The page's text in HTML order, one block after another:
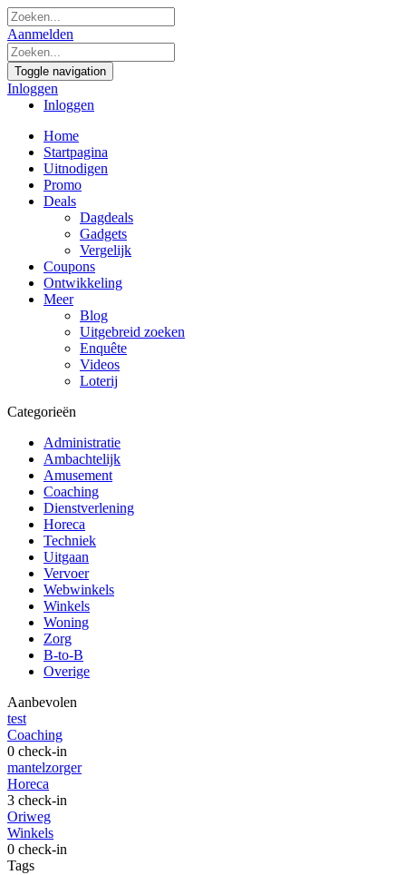
Aanmelden
Toggle navigation
Inloggen
Inloggen
Home
Startpagina
Uitnodigen
Promo
Deals
Dagdeals
Gadgets
Vergelijk
Coupons
Ontwikkeling
Meer
Blog
Uitgebreid zoeken
Enquête
Videos
Loterij
Categorieën
Administratie
Ambachtelijk
Amusement
Coaching
Dienstverlening
Horeca
Techniek
Uitgaan
Vervoer
Webwinkels
Winkels
Woning
Zorg
B-to-B
Overige
Aanbevolen
test
Coaching
0 check-in
mantelzorger
Horeca
3 check-in
Oriweg
Winkels
0 check-in
Tags